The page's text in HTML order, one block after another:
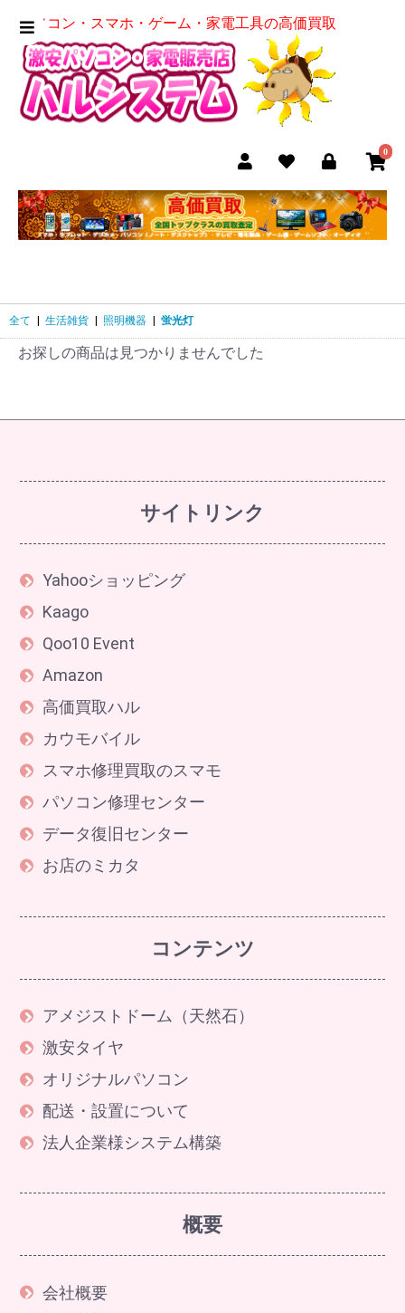
パソコン・スマホ・ゲーム・家電工具の高価買取
0
全て | 生活雑貨 | 照明機器 | 蛍光灯
お探しの商品は見つかりませんでした
サイトリンク
Yahooショッピング
Kaago
Qoo10 Event
Amazon
高価買取ハル
カウモバイル
スマホ修理買取のスマモ
パソコン修理センター
データ復旧センター
お店のミカタ
コンテンツ
アメジストドーム（天然石）
激安タイヤ
オリジナルパソコン
配送・設置について
法人企業様システム構築
概要
会社概要